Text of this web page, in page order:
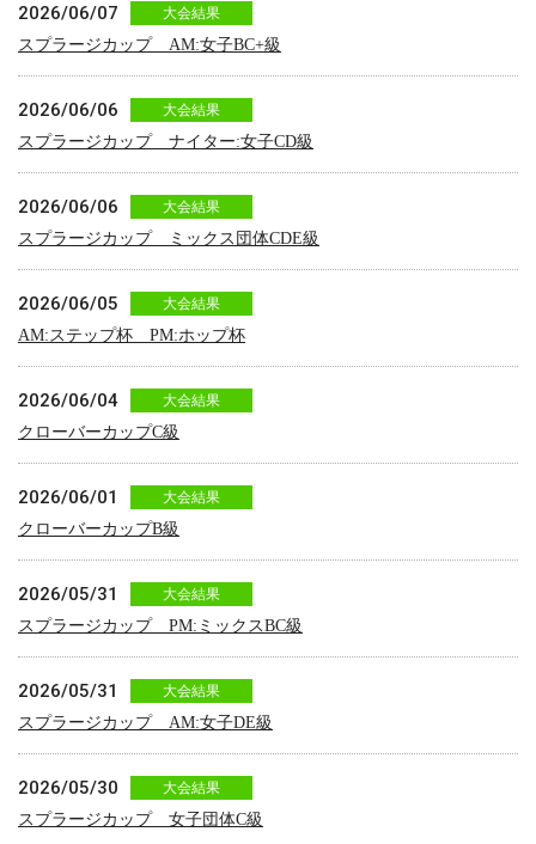
2026/06/07 大会結果
スプラージカップ AM:女子BC+級
2026/06/06 大会結果
スプラージカップ ナイター:女子CD級
2026/06/06 大会結果
スプラージカップ ミックス団体CDE級
2026/06/05 大会結果
AM:ステップ杯 PM:ホップ杯
2026/06/04 大会結果
クローバーカップC級
2026/06/01 大会結果
クローバーカップB級
2026/05/31 大会結果
スプラージカップ PM:ミックスBC級
2026/05/31 大会結果
スプラージカップ AM:女子DE級
2026/05/30 大会結果
スプラージカップ 女子団体C級